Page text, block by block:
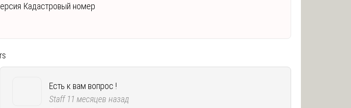
Кадастровый номер
Есть к вам вопрос !
Staff11 месяцев назад